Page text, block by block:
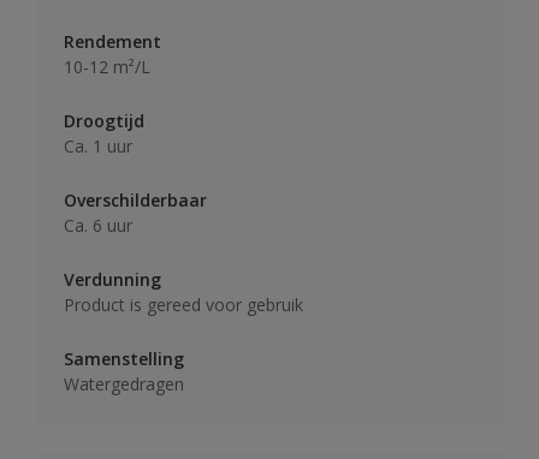
Rendement
10-12 m²/L
Droogtijd
Ca. 1 uur
Overschilderbaar
Ca. 6 uur
Verdunning
Product is gereed voor gebruik
Samenstelling
Watergedragen